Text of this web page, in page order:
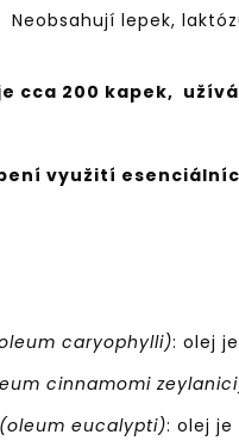
Neobsahují lepek,
cca 200 kapek,
využití
caryophylli): olej
cinnamomi
(oleum eucalypti): olej je